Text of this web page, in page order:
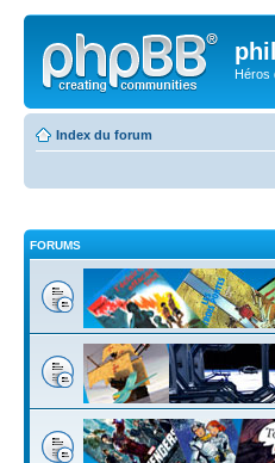
Héros
Index du forum
FORUMS